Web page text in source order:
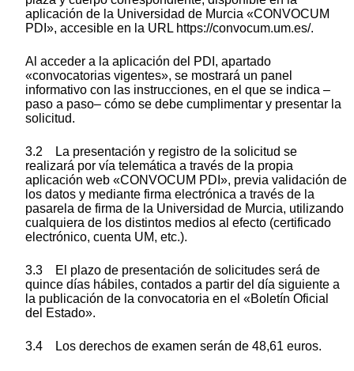
aplicación de la Universidad de Murcia «CONVOCUM
PDI», accesible en la URL https://convocum.um.es/.
Al acceder a la aplicación del PDI, apartado
«convocatorias vigentes», se mostrará un panel
informativo con las instrucciones, en el que se indica –
paso a paso– cómo se debe cumplimentar y presentar la
solicitud.
3.2 La presentación y registro de la solicitud se
realizará por vía telemática a través de la propia
aplicación web «CONVOCUM PDI», previa validación de
los datos y mediante firma electrónica a través de la
pasarela de firma de la Universidad de Murcia, utilizando
cualquiera de los distintos medios al efecto (certificado
electrónico, cuenta UM, etc.).
3.3 El plazo de presentación de solicitudes será de
quince días hábiles, contados a partir del día siguiente a
la publicación de la convocatoria en el «Boletín Oficial
del Estado».
3.4 Los derechos de examen serán de 48,61 euros.